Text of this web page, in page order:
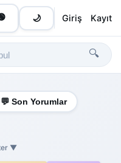
🌙 Giriş Kayıt
🔍
💬 Son Yorumlar
▼